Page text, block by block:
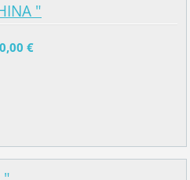
"
€